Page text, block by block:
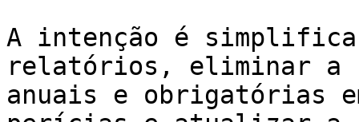
A intenção é
relatórios, eliminar a
anuais e obrigatórias